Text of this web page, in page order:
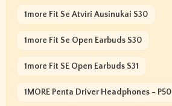
1more Fit Se Atviri Ausinukai S30
1more Fit Se Open Earbuds S30
1more Fit SE Open Earbuds S31
1MORE Penta Driver Headphones - P50